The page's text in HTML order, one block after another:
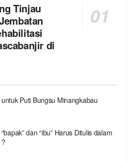
Tinjau
di
Puti Bungsu Minangkabau
dan “ibu” Harus Ditulis dalam